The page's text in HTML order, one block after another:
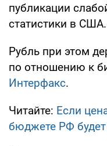
публикации
статистики в США.
Рубль при этом
по отношению к
Интерфакс.
Читайте: Если
бюджете РФ